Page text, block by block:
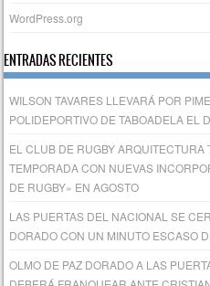
WordPress.org
ENTRADAS RECIENTES
WILSON TAVARES LLEVARÁ POR
POLIDEPORTIVO DE TABOADELA EL
EL CLUB DE RUGBY
TEMPORADA CON NUEVAS
DE RUGBY» EN AGOSTO
LAS PUERTAS DEL NACIONAL SE
DORADO CON UN MINUTO ESCASO
OLMO DE PAZ DORADO A LAS